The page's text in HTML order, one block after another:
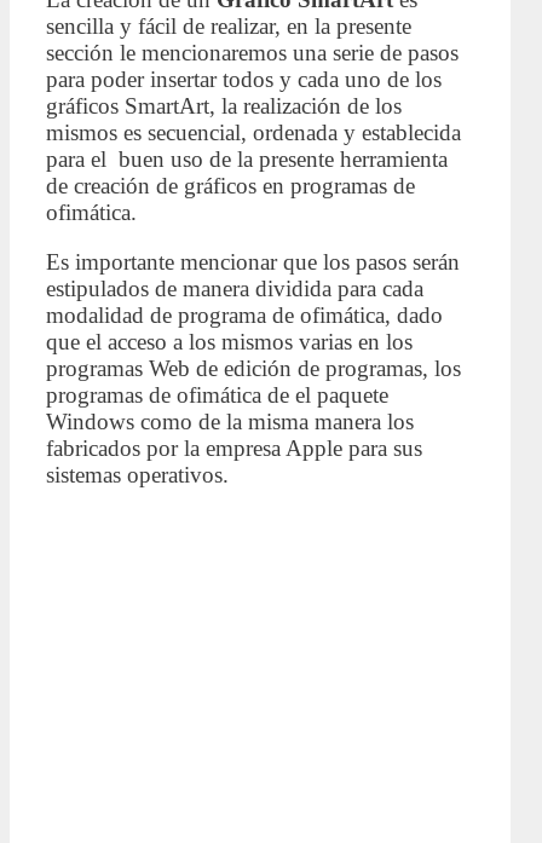
sencilla y fácil de realizar, en la presente
sección le mencionaremos una serie de pasos
para poder insertar todos y cada uno de los
gráficos SmartArt, la realización de los
mismos es secuencial, ordenada y establecida
para el buen uso de la presente herramienta
de creación de gráficos en programas de
ofimática.
Es importante mencionar que los pasos serán
estipulados de manera dividida para cada
modalidad de programa de ofimática, dado
que el acceso a los mismos varias en los
programas Web de edición de programas, los
programas de ofimática de el paquete
Windows como de la misma manera los
fabricados por la empresa Apple para sus
sistemas operativos.